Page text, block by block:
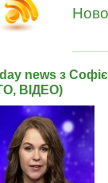
news з
ВІДЕО)